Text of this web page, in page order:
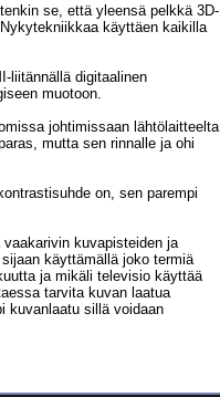
se, että yleensä pelkkä 3D-
käyttäen kaikilla
liitännällä digitaalinen
muotoon.
johtimissaan lähtölaitteelta
mutta sen rinnalle ja ohi
on, sen parempi
kuvapisteiden ja
käyttämällä joko termiä
ja mikäli televisio käyttää
tarvita kuvan laatua
kuvanlaatu sillä voidaan